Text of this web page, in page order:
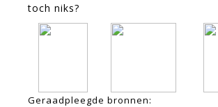
toch niks?
Geraadpleegde bronnen: